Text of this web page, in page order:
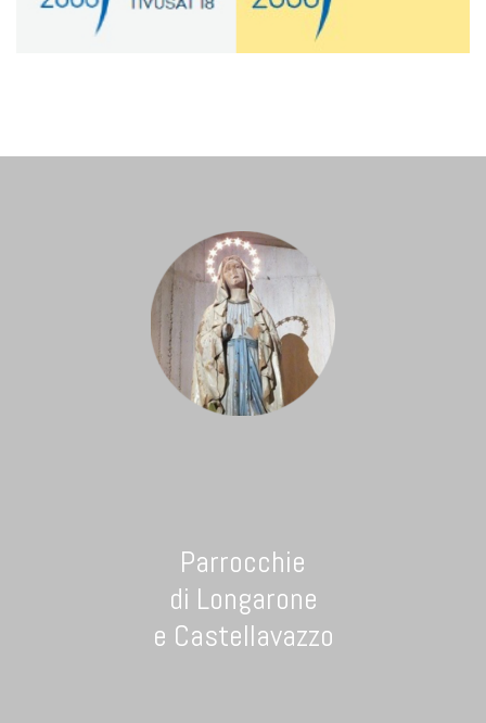
Parrocchie
di Longarone
e Castellavazzo